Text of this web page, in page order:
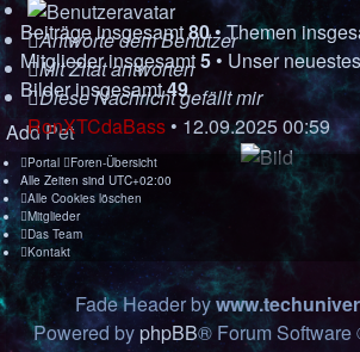
Antworte dem Benutzer
Mit Zitat antworten
Diese Nachricht gefällt mir
RonXTCdaBass • 12.09.2025 00:59
Beiträge insgesamt80• Themen
Mitglieder insgesamt5• Unser
Bilder insgesamt49
Add Pet
Portal
Foren-Übersicht
Alle Zeiten sind UTC+02:00
Alle Cookies löschen
Mitglieder
Das Team
Kontakt
Fade Header by
Powered byphpBB® Forum Software